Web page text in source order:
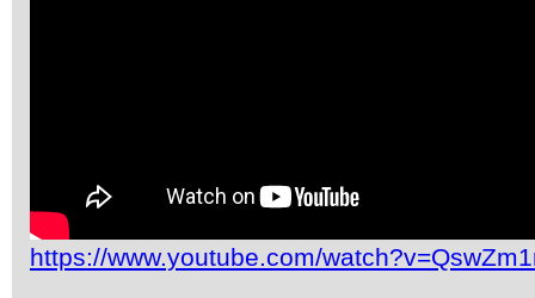
https://www.youtube.com/